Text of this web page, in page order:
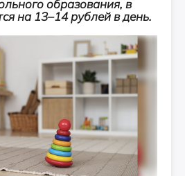
образования, в
на 13–14 рублей в день.